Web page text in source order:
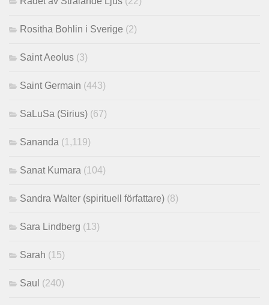
Rositha Bohlin i Sverige (2)
Saint Aeolus (3)
Saint Germain (443)
SaLuSa (Sirius) (67)
Sananda (1,119)
Sanat Kumara (104)
Sandra Walter (spirituell författare) (8)
Sara Lindberg (13)
Sarah (15)
Saul (240)